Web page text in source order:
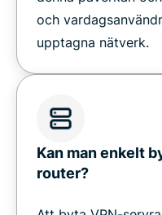
och
upptagna nätverk.
Kan man enkelt
router?